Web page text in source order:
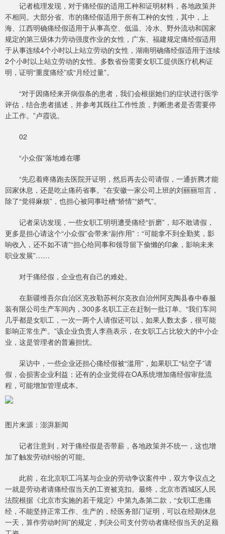
记者梳理发现，对于痛经假的适用工种和证明材料，各地政策并
不相同。大部分省、市的痛经假适用于所有工种的女性，其中，上
海、江西明确痛经假适用于从事高空、低温、冷水、野外流动和国家
规定的第三级体力劳动强度作业的女性，广东、福建规定痛经假适用
于从事连续4个小时以上站立劳动的女性，湖南明确痛经假适用于连续
2个小时以上站立劳动的女性。多数省份需要女职工提供医疗机构证
明，证明“重度痛经”或“月经过量”。
“对于因痛经来开病假条的患者，我们会根据她们的症状进行医学
评估，结合患者描述，并参考其既往工作性质，判断患者是否需要停
止工作。”卢霞说。
02
“小众假”落地难在哪
“先忍着疼痛跑去医院开证明，然后再去公司请假，一通折腾才能
回家休息，还是吃止痛药省事。”在安徽一家公司上班的刘丽丽坦言，
除了“觉得麻烦”，也担心被同事吐槽“矫情”“娇气”。
记者采访发现，一些女职工明明遭受痛经“折磨”，却不敢请假，
更多是担心请这个“小众假”会带来“副作用”：“可能拿不到全勤奖，影
响收入，还不如不请”“担心给同事和领导留下偷懒的印象，影响未来
职业发展”……
对于痛经假，企业也有自己的难处。
在新疆维吾尔自治区克孜勒苏柯尔克孜自治州阿克陶县春中春服
装有限公司生产车间内，300多名职工正在赶制一批订单。“我们车间
几乎都是女职工，一次一两个人请假还可以，如果人数太多，很可能
影响正常生产。”该企业负责人李燕表示，在女职工占比较大的中小企
业，这是管理者的普遍担忧。
采访中，一些企业还担心痛经假被“滥用”，如果职工“钻空子”请
假，会损害企业利益；还有的企业觉得在OA系统增加痛经假审批流
程，可能增加管理成本。
图片来源：澎湃新闻
记者注意到，对于痛经假是否带薪，各地政策并不统一，这也增
加了触发劳动纠纷的可能。
此前，在北京职工冯某与企业的劳动争议案件中，双方争议点之
一就是劳动者请痛经假当天的工资被克扣。最终，北京市西城区人民
法院根据《北京市实施的若干规定》中第九条第二款，“女职工患痛
经，不能坚持正常工作、生产的，经医务部门证明，可以在经期休息
一天，算作劳动时间”的规定，判决公司支付劳动者痛经假当天的足额